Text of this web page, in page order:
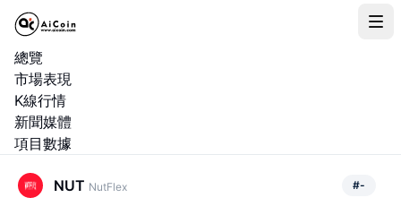
總覽
市場表現
K線行情
新聞媒體
項目數據
NUT NutFlex #-